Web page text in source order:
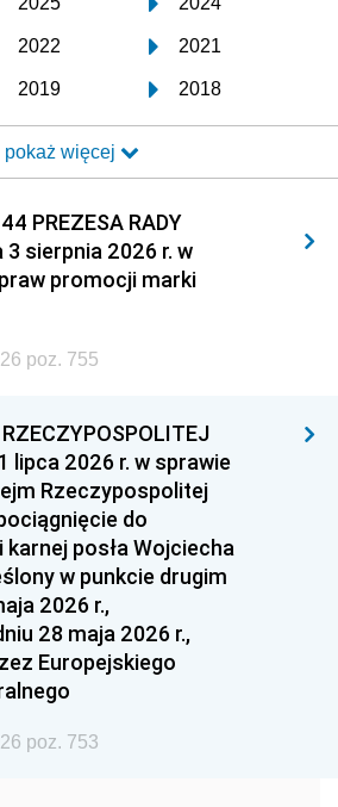
2022 2021
2019 2018
2016 2015
2013 2012
2010 2009
2007 2006
1995 1994
1992 1991
1989
1986 1985
1983
1980 1979
1977
1974
pokaż więcej
PREZESA RADY
3 sierpnia 2026 r. w
promocji marki
poz. 755
lipca 2026 r. w sprawie
Rzeczypospolitej
do
posła Wojciecha
w punkcie drugim
2026 r.,
28 maja 2026 r.,
Europejskiego
poz. 753